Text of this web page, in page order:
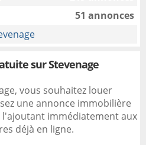
51 annonces
sur Stevenage
vous souhaitez louer
une annonce immobilière
l'ajoutant immédiatement aux
déjà en ligne.